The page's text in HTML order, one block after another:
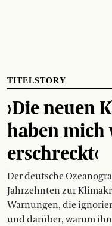
TITELSTORY
›Die neuen
haben
erschreckt‹
Der deutsche
Jahrzehnten zur
Warnungen, die
und darüber, warum